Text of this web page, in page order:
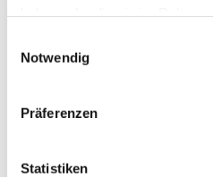
Notwendig
Präferenzen
Statistiken